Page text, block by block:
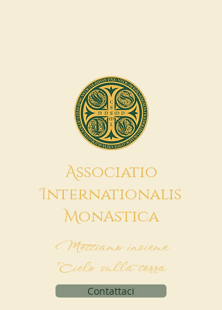
Associatio
Internationalis
MonAstica
Mettiamo insieme
Cielo sulla terra
Contattaci